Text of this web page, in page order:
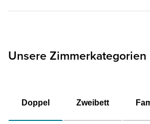
Unsere Zimmerkategorien
Doppel Zweibett